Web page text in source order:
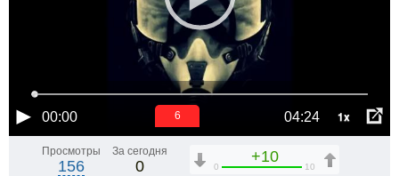
00:00 04:24 1x
5
Просмотры
156
За сегодня
0
+10
0 10